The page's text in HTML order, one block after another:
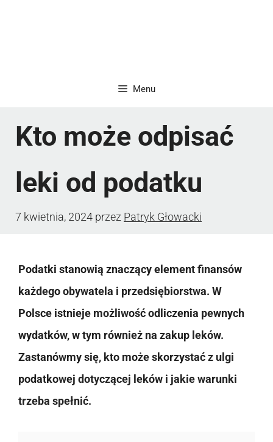
Menu
Kto może odpisać
leki od podatku
7 kwietnia, 2024 przez Patryk Głowacki
Podatki stanowią znaczący element finansów
każdego obywatela i przedsiębiorstwa. W
Polsce istnieje możliwość odliczenia pewnych
wydatków, w tym również na zakup leków.
Zastanówmy się, kto może skorzystać z ulgi
podatkowej dotyczącej leków i jakie warunki
trzeba spełnić.